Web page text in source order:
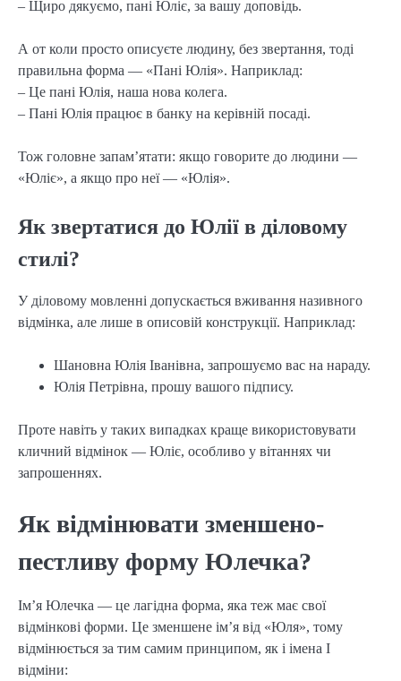
– Щиро дякуємо, пані Юліє, за вашу доповідь.
А от коли просто описуєте людину, без звертання, тоді
правильна форма — «Пані Юлія». Наприклад:
– Це пані Юлія, наша нова колега.
– Пані Юлія працює в банку на керівній посаді.
Тож головне запам’ятати: якщо говорите до людини —
«Юліє», а якщо про неї — «Юлія».
Як звертатися до Юлії в діловому
стилі?
У діловому мовленні допускається вживання називного
відмінка, але лише в описовій конструкції. Наприклад:
Шановна Юлія Іванівна, запрошуємо вас на нараду.
Юлія Петрівна, прошу вашого підпису.
Проте навіть у таких випадках краще використовувати
кличний відмінок — Юліє, особливо у вітаннях чи
запрошеннях.
Як відмінювати зменшено-
пестливу форму Юлечка?
Ім’я Юлечка — це лагідна форма, яка теж має свої
відмінкові форми. Це зменшене ім’я від «Юля», тому
відмінюється за тим самим принципом, як і імена І
відміни: